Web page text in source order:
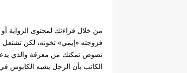
من خلال قراءتك لمحتوى
فزوجته «إيمي» تخونه، لكن تشتعل
نصوص تمكنك من معرفة والذي يدعيّ
الكاتب بأن الرجل يشبه الكابوس في